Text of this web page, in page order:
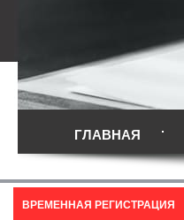
ГЛАВНАЯ
ВРЕМЕННАЯ РЕГИСТРАЦИЯ